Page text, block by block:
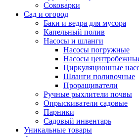
Соковарки
Сад и огород
Баки и ведра для мусора
Капельный полив
Насосы и шланги
Насосы погружные
Насосы
Циркуляционные
Шланги поливочные
Проращиватели
Ручные рыхлители почвы
Опрыскиватели садовые
Парники
Садовый инвентарь
Уникальные товары